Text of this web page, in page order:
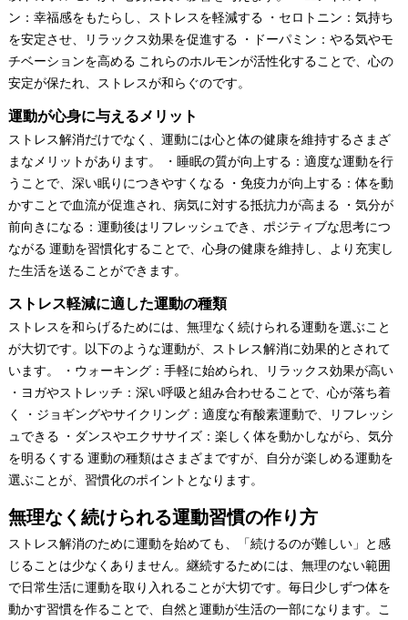
ン：幸福感をもたらし、ストレスを軽減する ・セロトニン：気持ち
を安定させ、リラックス効果を促進する ・ドーパミン：やる気やモ
チベーションを高める これらのホルモンが活性化することで、心の
安定が保たれ、ストレスが和らぐのです。
運動が心身に与えるメリット
ストレス解消だけでなく、運動には心と体の健康を維持するさまざ
まなメリットがあります。 ・睡眠の質が向上する：適度な運動を行
うことで、深い眠りにつきやすくなる ・免疫力が向上する：体を動
かすことで血流が促進され、病気に対する抵抗力が高まる ・気分が
前向きになる：運動後はリフレッシュでき、ポジティブな思考につ
ながる 運動を習慣化することで、心身の健康を維持し、より充実し
た生活を送ることができます。
ストレス軽減に適した運動の種類
ストレスを和らげるためには、無理なく続けられる運動を選ぶこと
が大切です。以下のような運動が、ストレス解消に効果的とされて
います。 ・ウォーキング：手軽に始められ、リラックス効果が高い
・ヨガやストレッチ：深い呼吸と組み合わせることで、心が落ち着
く ・ジョギングやサイクリング：適度な有酸素運動で、リフレッシ
ュできる ・ダンスやエクササイズ：楽しく体を動かしながら、気分
を明るくする 運動の種類はさまざまですが、自分が楽しめる運動を
選ぶことが、習慣化のポイントとなります。
無理なく続けられる運動習慣の作り方
ストレス解消のために運動を始めても、「続けるのが難しい」と感
じることは少なくありません。継続するためには、無理のない範囲
で日常生活に運動を取り入れることが大切です。毎日少しずつ体を
動かす習慣を作ることで、自然と運動が生活の一部になります。こ